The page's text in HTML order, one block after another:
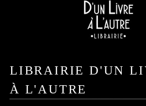
LIBRAIRIE D'UN
À L'AUTRE